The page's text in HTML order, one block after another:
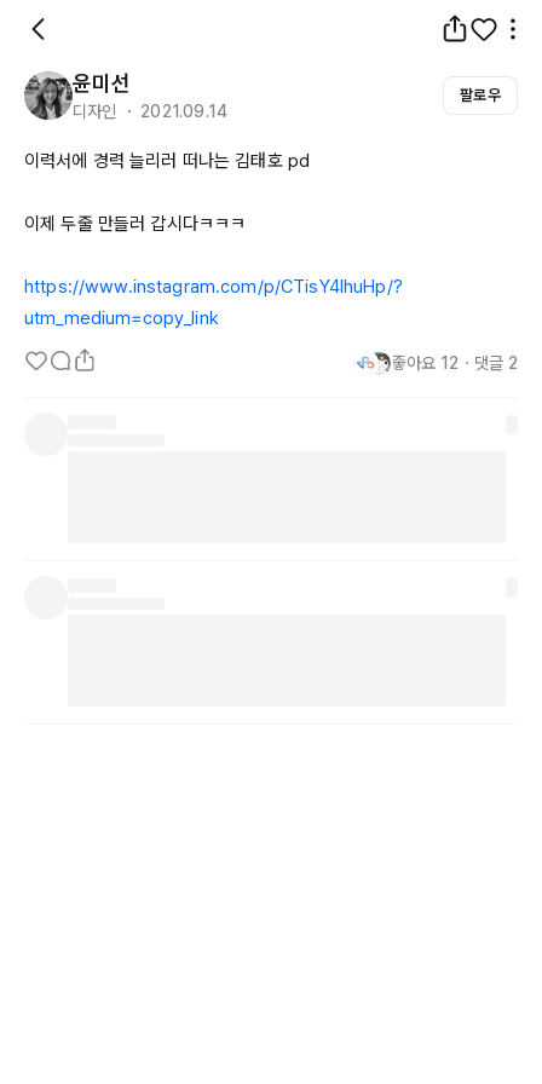
윤미선
디자인 ・ 2021.09.14
팔로우
이력서에 경력 늘리러 떠나는 김태호 pd
이제 두줄 만들러 갑시다ㅋㅋㅋ
https://www.instagram.com/p/CTisY4lhuHp/?
utm_medium=copy_link
좋아요 12 ・ 댓글 2